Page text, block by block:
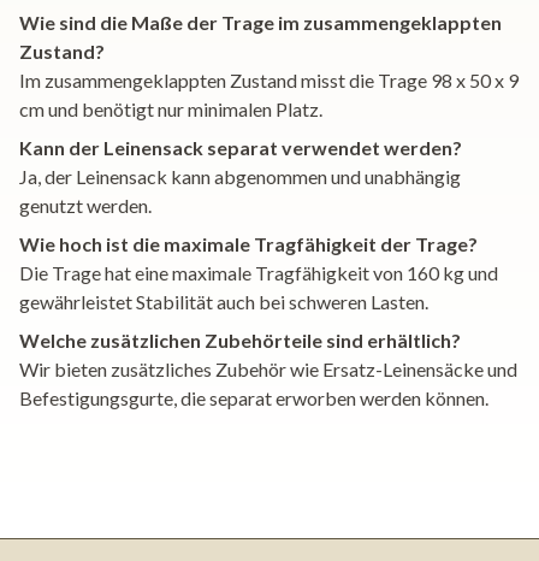
Wie sind die Maße der Trage im zusammengeklappten
Zustand?
Im zusammengeklappten Zustand misst die Trage 98 x 50 x 9
cm und benötigt nur minimalen Platz.
Kann der Leinensack separat verwendet werden?
Ja, der Leinensack kann abgenommen und unabhängig
genutzt werden.
Wie hoch ist die maximale Tragfähigkeit der Trage?
Die Trage hat eine maximale Tragfähigkeit von 160 kg und
gewährleistet Stabilität auch bei schweren Lasten.
Welche zusätzlichen Zubehörteile sind erhältlich?
Wir bieten zusätzliches Zubehör wie Ersatz-Leinensäcke und
Befestigungsgurte, die separat erworben werden können.